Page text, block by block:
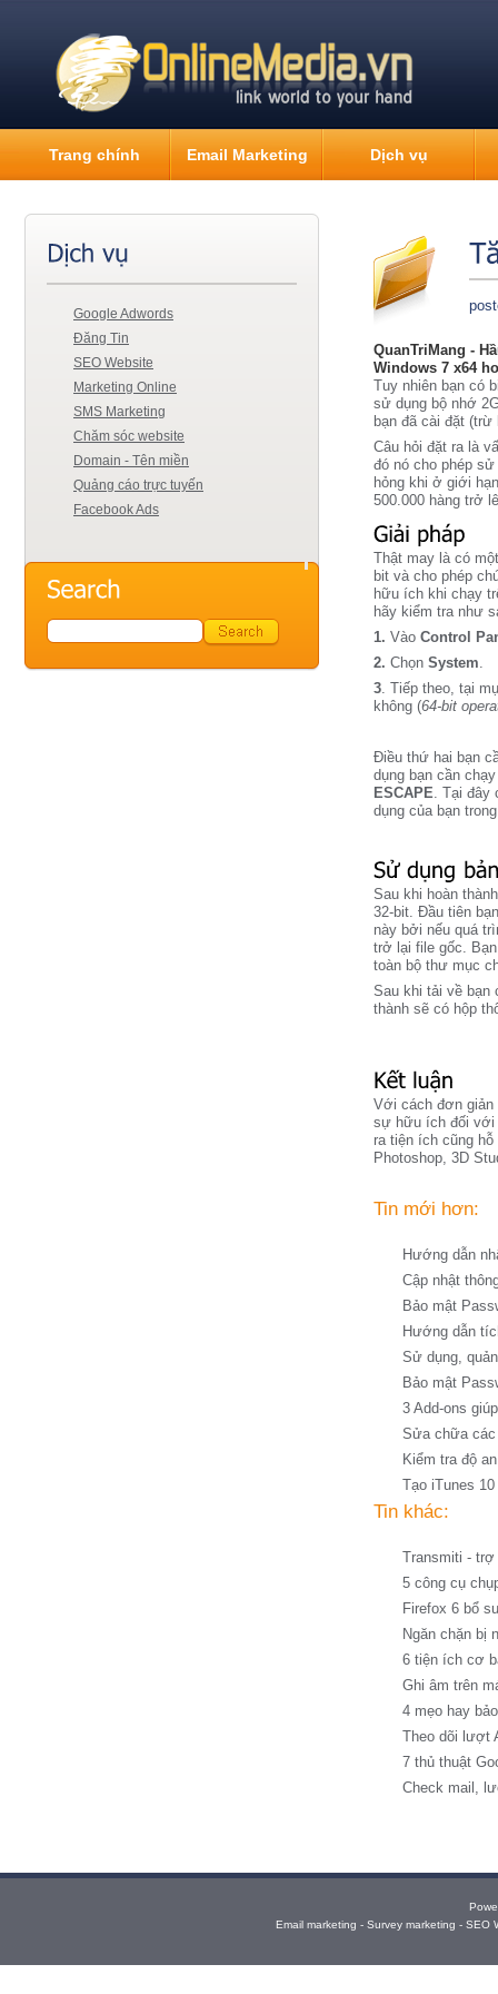
Trang chính Email Marketing Dịch vụ
Google Adwords
Đăng Tin
SEO Website
Marketing Online
SMS Marketing
Chăm sóc website
Domain - Tên miền
Quảng cáo trực tuyến
Facebook Ads
QuanTriMang -
Windows 7 x64
Tuy nhiên bạn có
sử dụng bộ nhớ
bạn đã cài đặt (trừ
Câu hỏi đặt ra là
đó nó cho phép
hỏng khi ở giới
500.000 hàng trở
Thật may là có
bit và cho phép
hữu ích khi chạy
hãy kiểm tra như
1. Vào Control
2. Chọn System.
3. Tiếp theo, tại
không (64-bit
Điều thứ hai bạn
dụng bạn cần
ESCAPE. Tại đây
dụng của bạn
Sau khi hoàn
32-bit. Đầu tiên
này bởi nếu quá
trở lại file gốc.
toàn bộ thư mục
Sau khi tải về bạn
thành sẽ có hộp
Với cách đơn
sự hữu ích đối với
ra tiện ích cũng
Photoshop, 3D
Tin mới hơn:
Hướng dẫn
Cập nhật
Bảo mật
Hướng dẫn
Sử dụng,
Bảo mật
3 Add-ons
Sửa chữa các
Kiểm tra độ
Tạo iTunes
Tin khác:
Transmiti -
5 công cụ
Firefox 6 bổ
Ngăn chặn bị
6 tiện ích cơ
Ghi âm trên
4 mẹo hay
Theo dõi lượt
7 thủ thuật
Check mail,
Email marketing - Survey marketing - SEO